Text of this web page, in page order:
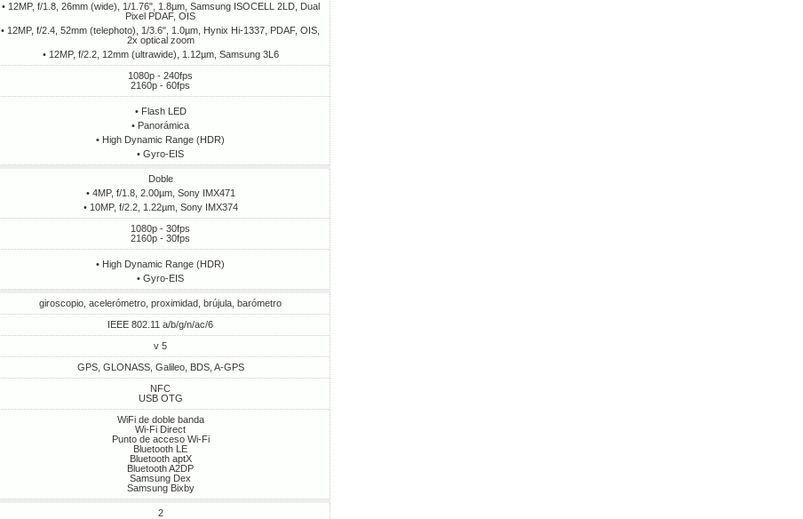
• 12MP, f/1.8, 26mm (wide), 1/1.76", 1.8µm, Samsung ISOCELL 2LD, Dual
Pixel PDAF, OIS
• 12MP, f/2.4, 52mm (telephoto), 1/3.6", 1.0µm, Hynix Hi-1337, PDAF, OIS,
2x optical zoom
• 12MP, f/2.2, 12mm (ultrawide), 1.12µm, Samsung 3L6
1080p - 240fps
2160p - 60fps
• Flash LED
• Panorámica
• High Dynamic Range (HDR)
• Gyro-EIS
Doble
• 4MP, f/1.8, 2.00µm, Sony IMX471
• 10MP, f/2.2, 1.22µm, Sony IMX374
1080p - 30fps
2160p - 30fps
• High Dynamic Range (HDR)
• Gyro-EIS
giroscopio, acelerómetro, proximidad, brújula, barómetro
IEEE 802.11 a/b/g/n/ac/6
v 5
GPS, GLONASS, Galileo, BDS, A-GPS
NFC
USB OTG
WiFi de doble banda
Wi-Fi Direct
Punto de acceso Wi-Fi
Bluetooth LE
Bluetooth aptX
Bluetooth A2DP
Samsung Dex
Samsung Bixby
2